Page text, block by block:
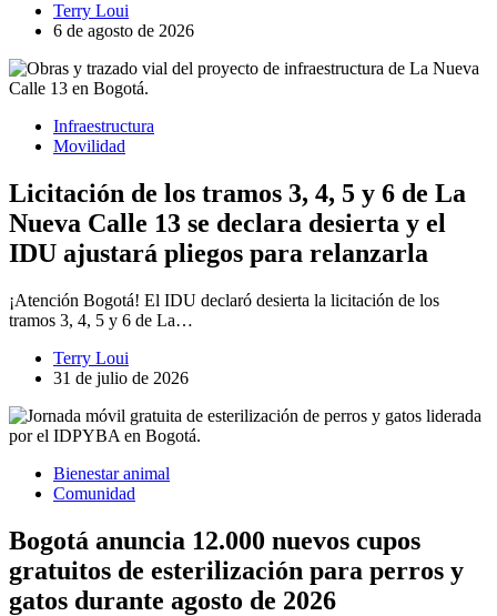
Terry Loui
6 de agosto de 2026
Infraestructura
Movilidad
Licitación de los tramos 3, 4, 5 y 6 de La
Nueva Calle 13 se declara desierta y el
IDU ajustará pliegos para relanzarla
¡Atención Bogotá! El IDU declaró desierta la licitación de los
tramos 3, 4, 5 y 6 de La…
Terry Loui
31 de julio de 2026
Bienestar animal
Comunidad
Bogotá anuncia 12.000 nuevos cupos
gratuitos de esterilización para perros y
gatos durante agosto de 2026